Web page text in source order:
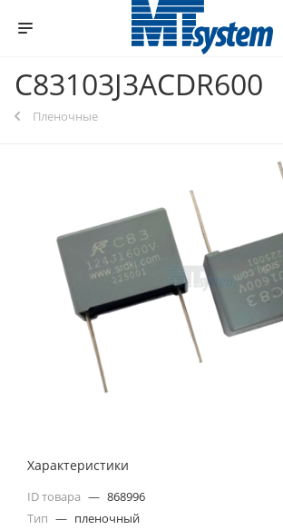
C83103J3ACDR600
Пленочные
Характеристики
ID товара — 868996
Тип — пленочный